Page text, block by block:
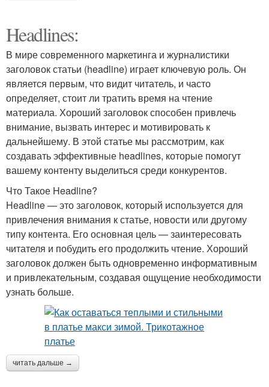
Headlines:
В мире современного маркетинга и журналистики
заголовок статьи (headline) играет ключевую роль. Он
является первым, что видит читатель, и часто
определяет, стоит ли тратить время на чтение
материала. Хороший заголовок способен привлечь
внимание, вызвать интерес и мотивировать к
дальнейшему. В этой статье мы рассмотрим, как
создавать эффективные headlines, которые помогут
вашему контенту выделиться среди конкурентов.
Что Такое Headline?
Headline — это заголовок, который используется для
привлечения внимания к статье, новости или другому
типу контента. Его основная цель — заинтересовать
читателя и побудить его продолжить чтение. Хороший
заголовок должен быть одновременно информативным
и привлекательным, создавая ощущение необходимости
узнать больше.
читать дальше →